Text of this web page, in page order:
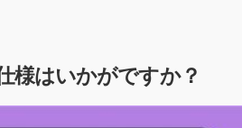
様はいかがですか？